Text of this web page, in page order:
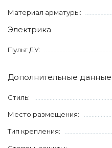
Материал арматуры:
Электрика
Пульт ДУ:
Дополнительные данные
Стиль:
Место размещения:
Тип крепления: